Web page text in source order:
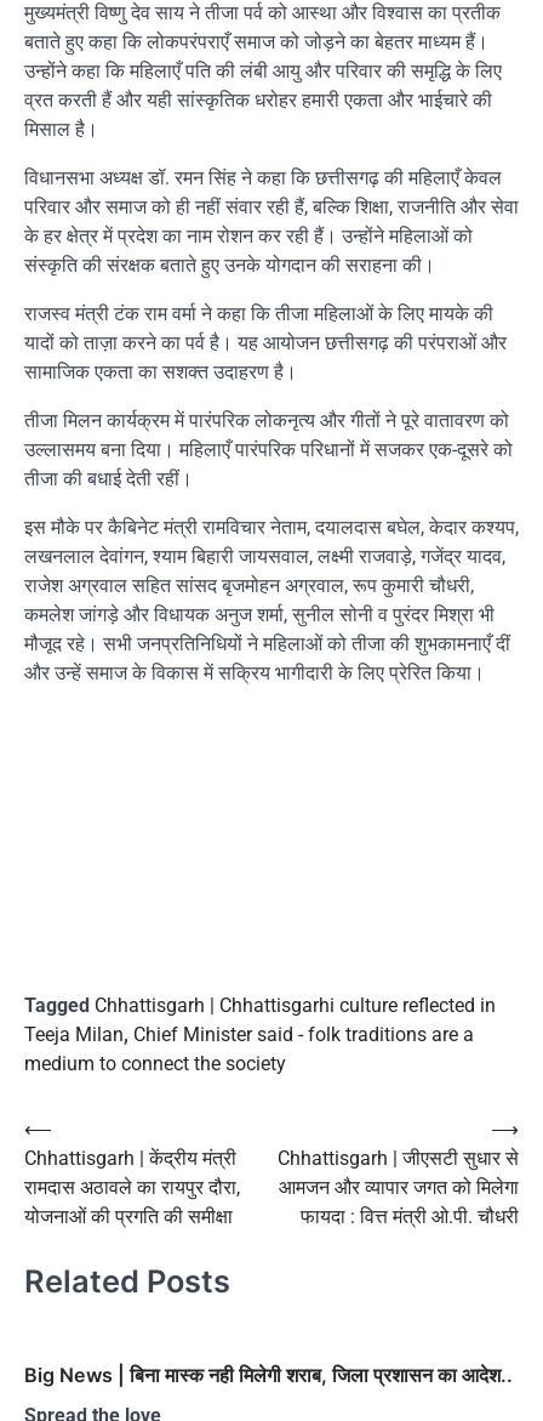
मुख्यमंत्री विष्णु देव साय ने तीजा पर्व को आस्था और विश्वास का प्रतीक
बताते हुए कहा कि लोकपरंपराएँ समाज को जोड़ने का बेहतर माध्यम हैं।
उन्होंने कहा कि महिलाएँ पति की लंबी आयु और परिवार की समृद्धि के लिए
व्रत करती हैं और यही सांस्कृतिक धरोहर हमारी एकता और भाईचारे की
मिसाल है।
विधानसभा अध्यक्ष डॉ. रमन सिंह ने कहा कि छत्तीसगढ़ की महिलाएँ केवल
परिवार और समाज को ही नहीं संवार रही हैं, बल्कि शिक्षा, राजनीति और सेवा
के हर क्षेत्र में प्रदेश का नाम रोशन कर रही हैं। उन्होंने महिलाओं को
संस्कृति की संरक्षक बताते हुए उनके योगदान की सराहना की।
राजस्व मंत्री टंक राम वर्मा ने कहा कि तीजा महिलाओं के लिए मायके की
यादों को ताज़ा करने का पर्व है। यह आयोजन छत्तीसगढ़ की परंपराओं और
सामाजिक एकता का सशक्त उदाहरण है।
तीजा मिलन कार्यक्रम में पारंपरिक लोकनृत्य और गीतों ने पूरे वातावरण को
उल्लासमय बना दिया। महिलाएँ पारंपरिक परिधानों में सजकर एक-दूसरे को
तीजा की बधाई देती रहीं।
इस मौके पर कैबिनेट मंत्री रामविचार नेताम, दयालदास बघेल, केदार कश्यप,
लखनलाल देवांगन, श्याम बिहारी जायसवाल, लक्ष्मी राजवाड़े, गजेंद्र यादव,
राजेश अग्रवाल सहित सांसद बृजमोहन अग्रवाल, रूप कुमारी चौधरी,
कमलेश जांगड़े और विधायक अनुज शर्मा, सुनील सोनी व पुरंदर मिश्रा भी
मौजूद रहे। सभी जनप्रतिनिधियों ने महिलाओं को तीजा की शुभकामनाएँ दीं
और उन्हें समाज के विकास में सक्रिय भागीदारी के लिए प्रेरित किया।
Tagged Chhattisgarh | Chhattisgarhi culture reflected in
Teeja Milan, Chief Minister said - folk traditions are a
medium to connect the society
Post
navigation
⟵
Chhattisgarh | केंद्रीय मंत्री
रामदास अठावले का रायपुर दौरा,
योजनाओं की प्रगति की समीक्षा
Chhattisgarh | जीएसटी सुधार से
आमजन और व्यापार जगत को मिलेगा
फायदा : वित्त मंत्री ओ.पी. चौधरी
⟶
Related Posts
Big News | बिना मास्क नही मिलेगी शराब, जिला प्रशासन का आदेश..
Spread the love